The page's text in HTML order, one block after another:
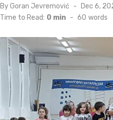
ByGoran Jevremović
Posted
on
Dec 6,
Time to Read: 0 min - 60 words